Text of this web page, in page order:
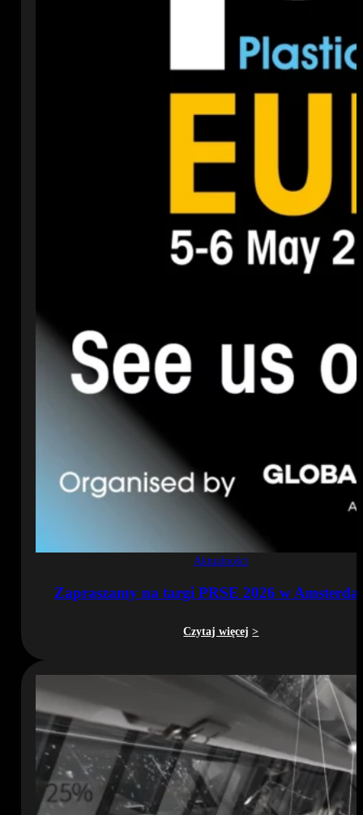
Aktualności
Zapraszamy na targi PRSE 2026 w
Czytaj więcej